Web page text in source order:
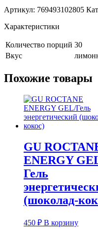
Артикул: 769493102805
Характеристики
Количество порций 30
Вкус
Похожие товары
GU
ENERGY
Гель
(шоколад-
450 ₽ В корзину